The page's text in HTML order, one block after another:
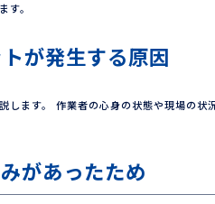
す。
が発生する原因
します。 作業者の心身の状態や現場の状
があったため